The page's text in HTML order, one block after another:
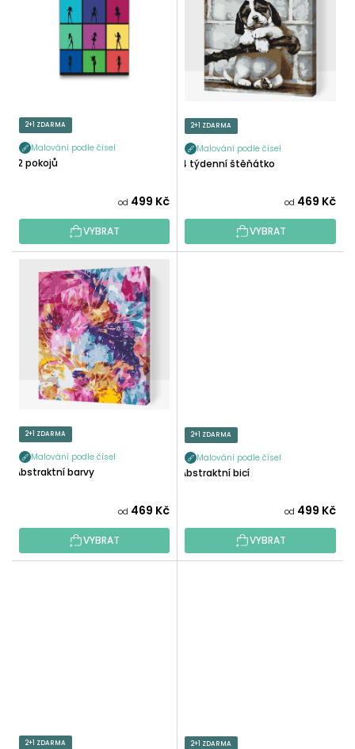
T
ŮU
K
T
2+1 ZDARMA
Malování podle čísel
12 pokojů
od 499 Kč
VYBRAT
2+1 ZDARMA
Malování podle čísel
4 týdenní štěňátko
od 469 Kč
VYBRAT
2+1 ZDARMA
Malování podle čísel
Abstraktní barvy
od 469 Kč
VYBRAT
2+1 ZDARMA
Malování podle čísel
Abstraktní bicí
od 499 Kč
VYBRAT
2+1 ZDARMA 2+1 ZDARMA